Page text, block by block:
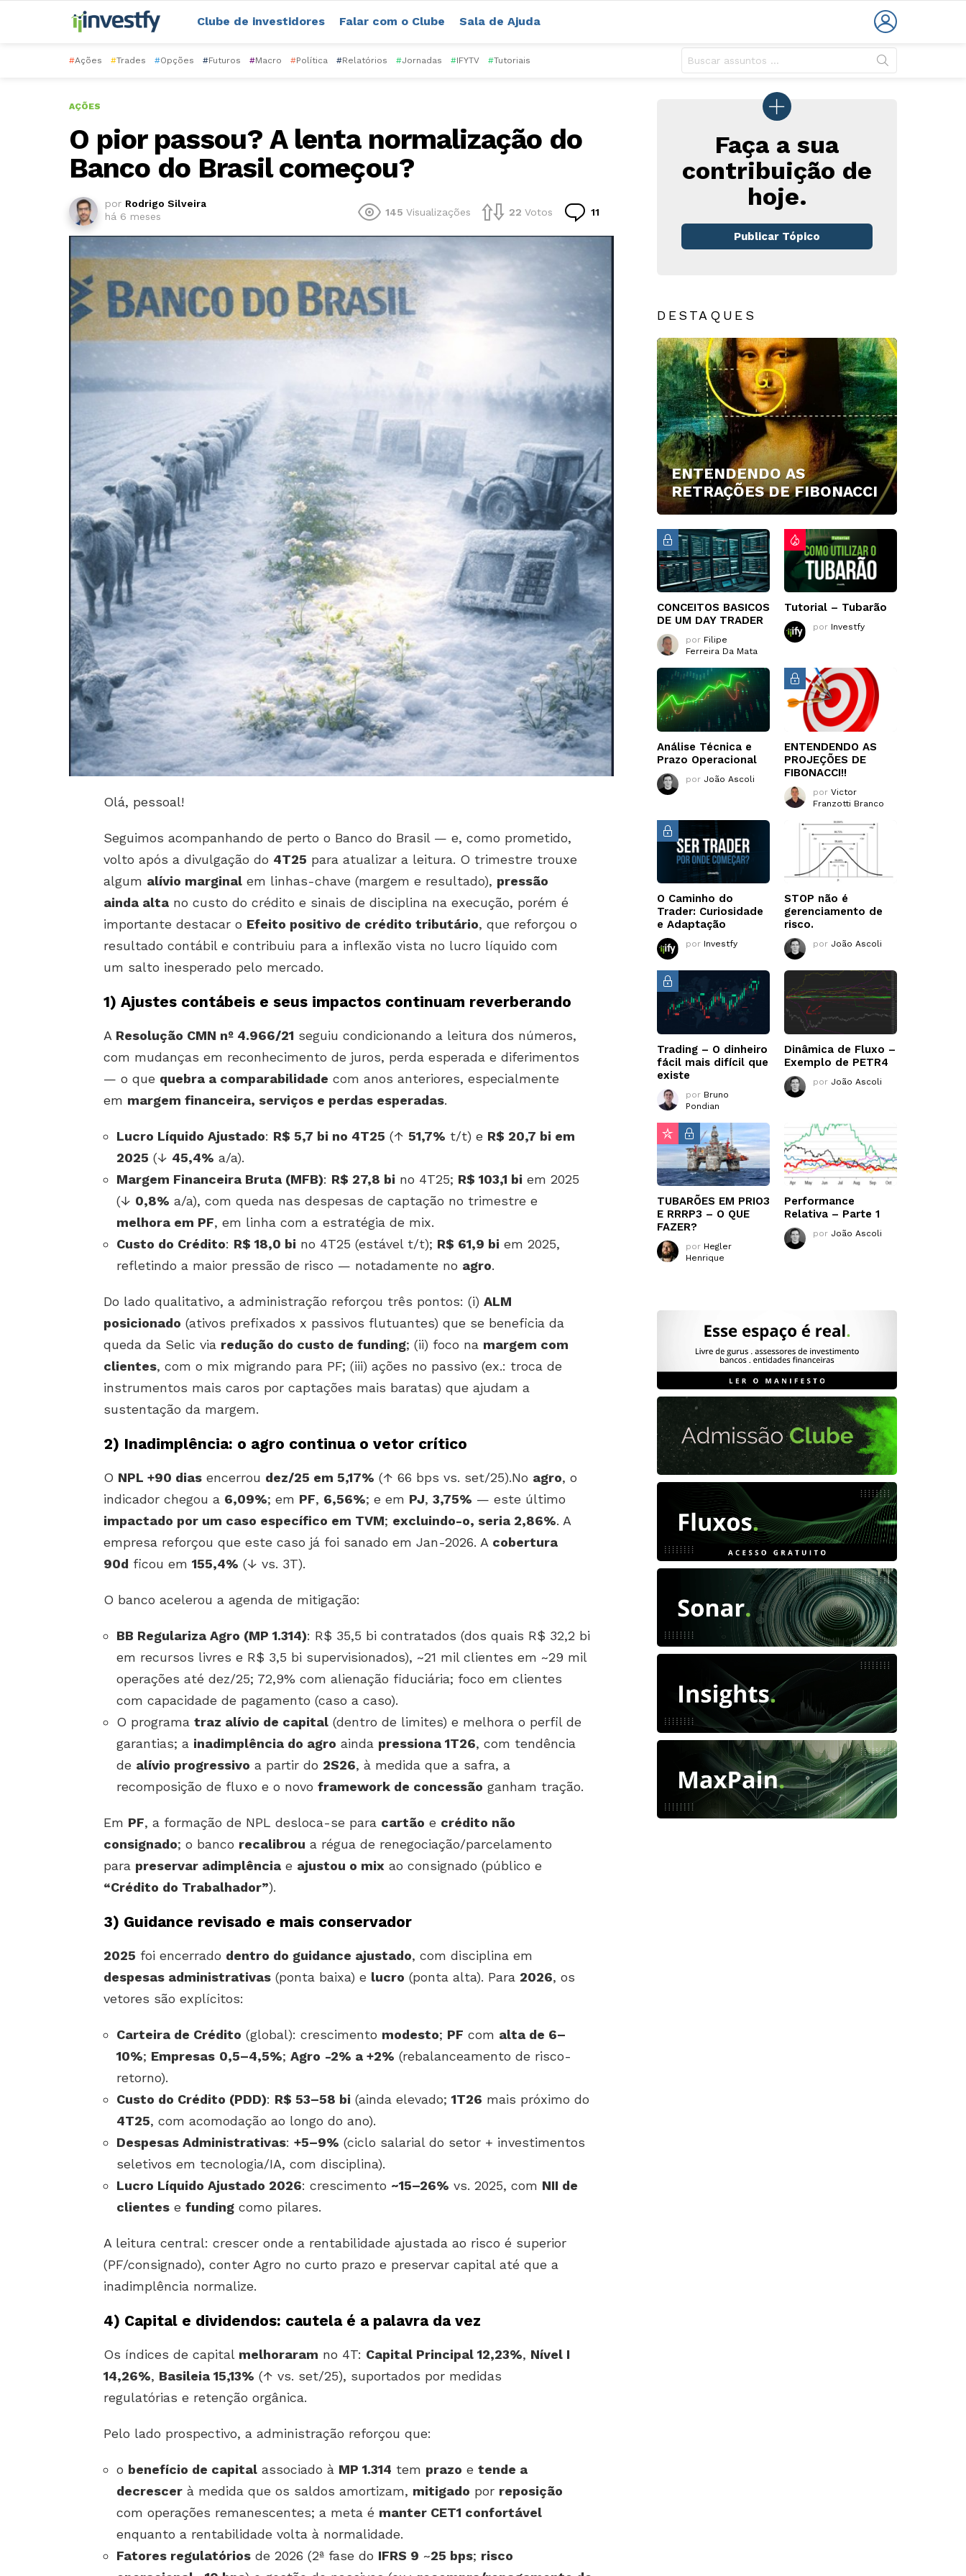
Clube de investidores Falar com o Clube Sala de Ajuda
#Ações #Trades #Opções #Futuros #Macro #Política #Relatórios #Jornadas #IFYTV #Tutoriais
AÇÕES
O pior passou? A lenta normalização do
Banco do Brasil começou?
por Rodrigo Silveira
há 6 meses
145 Visualizações 22 Votos 11
Olá, pessoal!
Seguimos acompanhando de perto o Banco do Brasil — e, como prometido,
volto após a divulgação do 4T25 para atualizar a leitura. O trimestre trouxe
algum alívio marginal em linhas-chave (margem e resultado), pressão
ainda alta no custo do crédito e sinais de disciplina na execução, porém é
importante destacar o Efeito positivo de crédito tributário, que reforçou o
resultado contábil e contribuiu para a inflexão vista no lucro líquido com
um salto inesperado pelo mercado.
1) Ajustes contábeis e seus impactos continuam reverberando
A Resolução CMN nº 4.966/21 seguiu condicionando a leitura dos números,
com mudanças em reconhecimento de juros, perda esperada e diferimentos
— o que quebra a comparabilidade com anos anteriores, especialmente
em margem financeira, serviços e perdas esperadas.
Lucro Líquido Ajustado: R$ 5,7 bi no 4T25 (↑ 51,7% t/t) e R$ 20,7 bi em
2025 (↓ 45,4% a/a).
Margem Financeira Bruta (MFB): R$ 27,8 bi no 4T25; R$ 103,1 bi em 2025
(↓ 0,8% a/a), com queda nas despesas de captação no trimestre e
melhora em PF, em linha com a estratégia de mix.
Custo do Crédito: R$ 18,0 bi no 4T25 (estável t/t); R$ 61,9 bi em 2025,
refletindo a maior pressão de risco — notadamente no agro.
Do lado qualitativo, a administração reforçou três pontos: (i) ALM
posicionado (ativos prefixados x passivos flutuantes) que se beneficia da
queda da Selic via redução do custo de funding; (ii) foco na margem com
clientes, com o mix migrando para PF; (iii) ações no passivo (ex.: troca de
instrumentos mais caros por captações mais baratas) que ajudam a
sustentação da margem.
2) Inadimplência: o agro continua o vetor crítico
O NPL +90 dias encerrou dez/25 em 5,17% (↑ 66 bps vs. set/25).No agro, o
indicador chegou a 6,09%; em PF, 6,56%; e em PJ, 3,75% — este último
impactado por um caso específico em TVM; excluindo-o, seria 2,86%. A
empresa reforçou que este caso já foi sanado em Jan-2026. A cobertura
90d ficou em 155,4% (↓ vs. 3T).
O banco acelerou a agenda de mitigação:
BB Regulariza Agro (MP 1.314): R$ 35,5 bi contratados (dos quais R$ 32,2 bi
em recursos livres e R$ 3,5 bi supervisionados), ~21 mil clientes em ~29 mil
operações até dez/25; 72,9% com alienação fiduciária; foco em clientes
com capacidade de pagamento (caso a caso).
O programa traz alívio de capital (dentro de limites) e melhora o perfil de
garantias; a inadimplência do agro ainda pressiona 1T26, com tendência
de alívio progressivo a partir do 2S26, à medida que a safra, a
recomposição de fluxo e o novo framework de concessão ganham tração.
Em PF, a formação de NPL desloca-se para cartão e crédito não
consignado; o banco recalibrou a régua de renegociação/parcelamento
para preservar adimplência e ajustou o mix ao consignado (público e
“Crédito do Trabalhador”).
3) Guidance revisado e mais conservador
2025 foi encerrado dentro do guidance ajustado, com disciplina em
despesas administrativas (ponta baixa) e lucro (ponta alta). Para 2026, os
vetores são explícitos:
Carteira de Crédito (global): crescimento modesto; PF com alta de 6–
10%; Empresas 0,5–4,5%; Agro -2% a +2% (rebalanceamento de risco-
retorno).
Custo do Crédito (PDD): R$ 53–58 bi (ainda elevado; 1T26 mais próximo do
4T25, com acomodação ao longo do ano).
Despesas Administrativas: +5–9% (ciclo salarial do setor + investimentos
seletivos em tecnologia/IA, com disciplina).
Lucro Líquido Ajustado 2026: crescimento ~15–26% vs. 2025, com NII de
clientes e funding como pilares.
A leitura central: crescer onde a rentabilidade ajustada ao risco é superior
(PF/consignado), conter Agro no curto prazo e preservar capital até que a
inadimplência normalize.
4) Capital e dividendos: cautela é a palavra da vez
Os índices de capital melhoraram no 4T: Capital Principal 12,23%, Nível I
14,26%, Basileia 15,13% (↑ vs. set/25), suportados por medidas
regulatórias e retenção orgânica.
Pelo lado prospectivo, a administração reforçou que:
o benefício de capital associado à MP 1.314 tem prazo e tende a
decrescer à medida que os saldos amortizam, mitigado por reposição
com operações remanescentes; a meta é manter CET1 confortável
enquanto a rentabilidade volta à normalidade.
Fatores regulatórios de 2026 (2ª fase do IFRS 9 ~25 bps; risco
Faça a sua
contribuição de
hoje.
Publicar Tópico
DESTAQUES
ENTENDENDO AS
RETRAÇÕES DE FIBONACCI
CONCEITOS BASICOS
DE UM DAY TRADER
por Filipe
Ferreira Da Mata
Tutorial – Tubarão
por Investfy
Análise Técnica e
Prazo Operacional
por João Ascoli
ENTENDENDO AS
PROJEÇÕES DE
FIBONACCI!!
por Victor
Franzotti Branco
O Caminho do
Trader: Curiosidade
e Adaptação
por Investfy
STOP não é
gerenciamento de
risco.
por João Ascoli
Trading – O dinheiro
fácil mais difícil que
existe
por Bruno
Pondian
Dinâmica de Fluxo –
Exemplo de PETR4
por João Ascoli
TUBARÕES EM PRIO3
E RRRP3 – O QUE
FAZER?
por Hegler
Henrique
Performance
Relativa – Parte 1
por João Ascoli